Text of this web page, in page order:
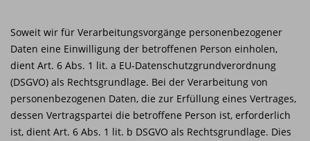
Soweit wir für Verarbeitungsvorgänge personenbezogener
Daten eine Einwilligung der betroffenen Person einholen,
dient Art. 6 Abs. 1 lit. a EU-Datenschutzgrundverordnung
(DSGVO) als Rechtsgrundlage. Bei der Verarbeitung von
personenbezogenen Daten, die zur Erfüllung eines Vertrages,
dessen Vertragspartei die betroffene Person ist, erforderlich
ist, dient Art. 6 Abs. 1 lit. b DSGVO als Rechtsgrundlage. Dies